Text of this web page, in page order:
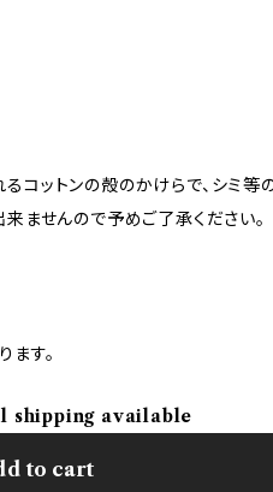
ットンの殻のかけらで、シミ等
ませんので予めご了承ください。
す。
shipping available
to cart